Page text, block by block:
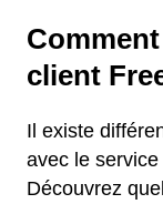
client
Il existe
avec le
Découvrez